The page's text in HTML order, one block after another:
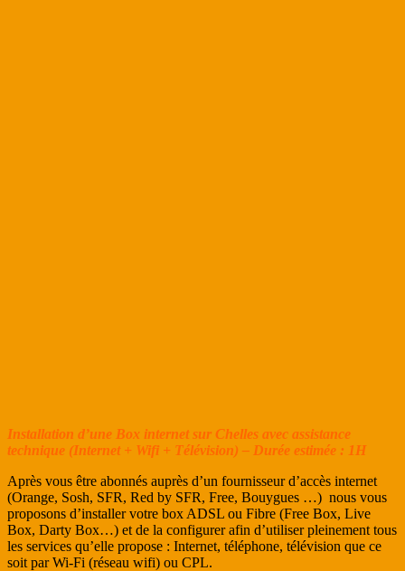
Installation d’une Box internet sur Chelles avec assistance
technique (Internet + Wifi + Télévision) – Durée estimée : 1H
Après vous être abonnés auprès d’un fournisseur d’accès internet
(Orange, Sosh, SFR, Red by SFR, Free, Bouygues …) nous vous
proposons d’installer votre box ADSL ou Fibre (Free Box, Live
Box, Darty Box…) et de la configurer afin d’utiliser pleinement tous
les services qu’elle propose : Internet, téléphone, télévision que ce
soit par Wi-Fi (réseau wifi) ou CPL.